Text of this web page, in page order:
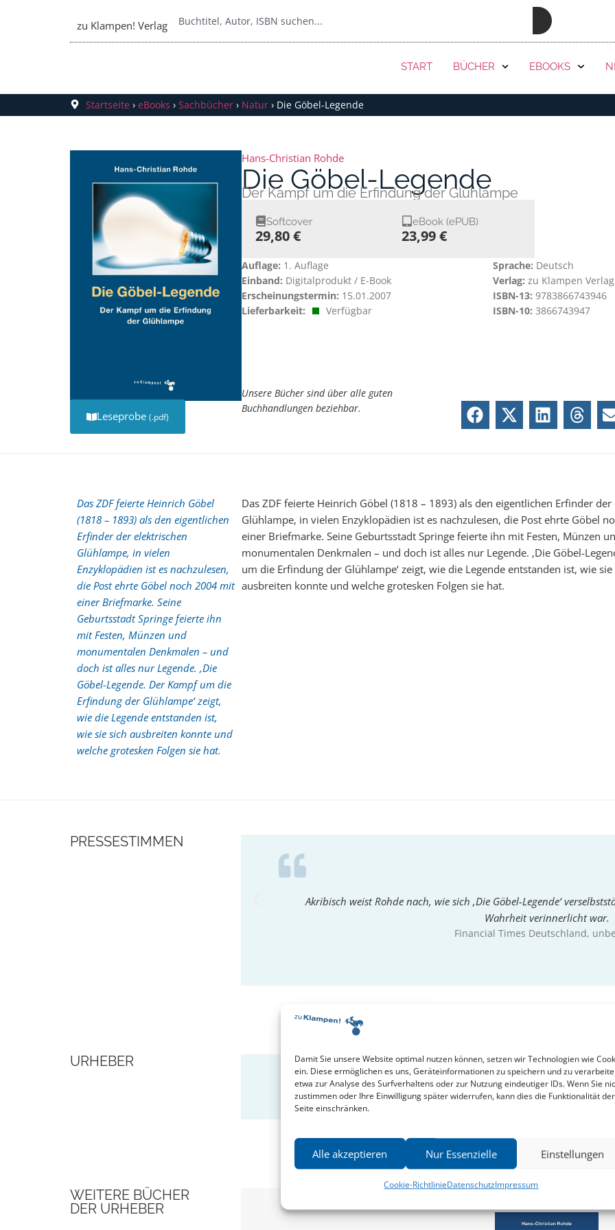
Damit Sie unsere Website optimal nutzen können, setzen wir Technologien wie
ein. Diese ermöglichen es uns, Geräteinformationen zu speichern und zu
etwa zur Analyse des Surfverhaltens oder zur Nutzung eindeutiger IDs. Wenn Sie
zustimmen oder Ihre Einwilligung später widerrufen, kann dies die Funktionalität der
Seite einschränken.
Alle akzeptieren Nur Essenzielle Einstellungen
Cookie-RichtlinieDatenschutzImpressum
zu Klampen! Verlag
START BÜCHER EBOOKS
Startseite › eBooks › Sachbücher› Natur› Die Göbel-Legende
Hans-Christian Rohde
Die Göbel-Legende
Der Kampf um die Erfindung der Glühlampe
Softcover
29,80 €
eBook (ePUB)
23,99 €
Auflage: 1. Auflage
Einband: Digitalprodukt / E-Book
Erscheinungstermin: 15.01.2007
Lieferbarkeit:
Verfügbar
Sprache: Deutsch
Verlag: zu Klampen Verlag
ISBN-13: 9783866743946
ISBN-10: 3866743947
Leseprobe (.pdf)
Unsere Bücher sind über alle guten
Buchhandlungen beziehbar.
Das ZDF feierte Heinrich Göbel
(1818 – 1893) als den eigentlichen
Erfinder der elektrischen
Glühlampe, in vielen
Enzyklopädien ist es nachzulesen,
die Post ehrte Göbel noch 2004 mit
einer Briefmarke. Seine
Geburtsstadt Springe feierte ihn
mit Festen, Münzen und
monumentalen Denkmalen – und
doch ist alles nur Legende. ‚Die
Göbel-Legende. Der Kampf um die
Erfindung der Glühlampe‘ zeigt,
wie die Legende entstanden ist,
wie sie sich ausbreiten konnte und
welche grotesken Folgen sie hat.
Das ZDF feierte Heinrich Göbel (1818 – 1893) als den eigentlichen Erfinder
Glühlampe, in vielen Enzyklopädien ist es nachzulesen, die Post ehrte Göbel
einer Briefmarke. Seine Geburtsstadt Springe feierte ihn mit Festen, Münzen
monumentalen Denkmalen – und doch ist alles nur Legende. ‚Die Göbel-
um die Erfindung der Glühlampe‘ zeigt, wie die Legende entstanden ist, wie sie
ausbreiten konnte und welche grotesken Folgen sie hat.
PRESSESTIMMEN
Akribisch weist Rohde nach, wie sich ‚Die Göbel-Legende‘
Wahrheit verinnerlicht war.
Financial Times Deutschland,
URHEBER
Hans-Christian Rohde
WEITERE BÜCHER
DER URHEBER